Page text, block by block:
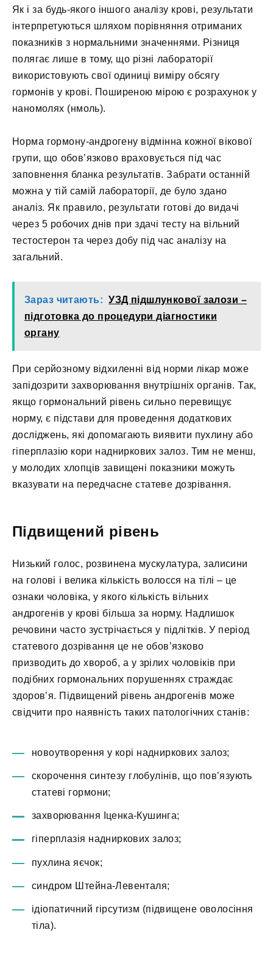
Як і за будь-якого іншого аналізу крові, результати
інтерпретуються шляхом порівняння отриманих
показників з нормальними значеннями. Різниця
полягає лише в тому, що різні лабораторії
використовують свої одиниці виміру обсягу
гормонів у крові. Поширеною мірою є розрахунок у
наномолях (нмоль).
Норма гормону-андрогену відмінна кожної вікової
групи, що обов’язково враховується під час
заповнення бланка результатів. Забрати останній
можна у тій самій лабораторії, де було здано
аналіз. Як правило, результати готові до видачі
через 5 робочих днів при здачі тесту на вільний
тестостерон та через добу під час аналізу на
загальний.
Зараз читають: УЗД підшлункової залози –
підготовка до процедури діагностики
органу
При серйозному відхиленні від норми лікар може
запідозрити захворювання внутрішніх органів. Так,
якщо гормональний рівень сильно перевищує
норму, є підстави для проведення додаткових
досліджень, які допомагають виявити пухлину або
гіперплазію кори надниркових залоз. Тим не менш,
у молодих хлопців завищені показники можуть
вказувати на передчасне статеве дозрівання.
Підвищений рівень
Низький голос, розвинена мускулатура, залисини
на голові і велика кількість волосся на тілі – це
ознаки чоловіка, у якого кількість вільних
андрогенів у крові більша за норму. Надлишок
речовини часто зустрічається у підлітків. У період
статевого дозрівання це не обов’язково
призводить до хвороб, а у зрілих чоловіків при
подібних гормональних порушеннях страждає
здоров’я. Підвищений рівень андрогенів може
свідчити про наявність таких патологічних станів:
новоутворення у корі надниркових залоз;
скорочення синтезу глобулінів, що пов’язують
статеві гормони;
захворювання Іценка-Кушинга;
гіперплазія надниркових залоз;
пухлина яєчок;
синдром Штейна-Левенталя;
ідіопатичний гірсутизм (підвищене оволосіння
тіла).